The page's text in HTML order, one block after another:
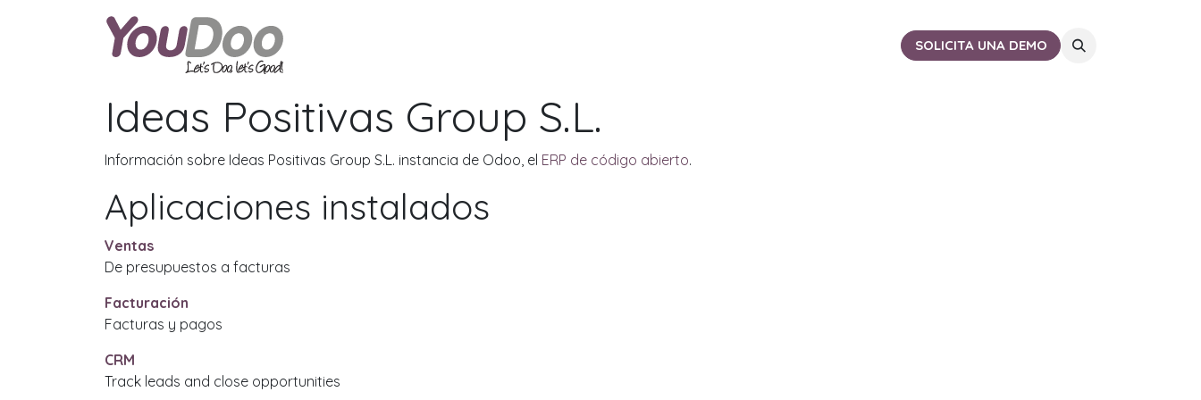
CERCA DE TISOLICITA UNA DEMO
Ideas Positivas Group S.L.
Información sobre Ideas Positivas Group S.L. instancia de Odoo, el ERP de código abierto.
Aplicaciones instalados
Ventas
De presupuestos a facturas
Facturación
Facturas y pagos
CRM
Track leads and close opportunities